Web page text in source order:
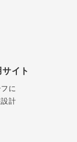
イト
に
計